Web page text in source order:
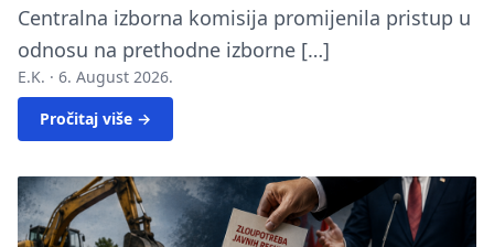
Centralna izborna komisija promijenila pristup u
odnosu na prethodne izborne […]
E.K. · 6. August 2026.
Pročitaj više →